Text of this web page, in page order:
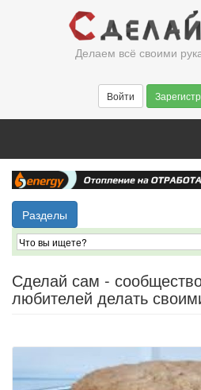
Делаем всё своими
Войти
Разделы
Сделай сам -
любителей делать